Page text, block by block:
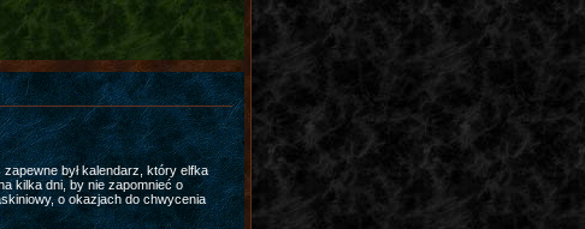
był kalendarz, który elfka
kilka dni, by nie zapomnieć o
o okazjach do chwycenia